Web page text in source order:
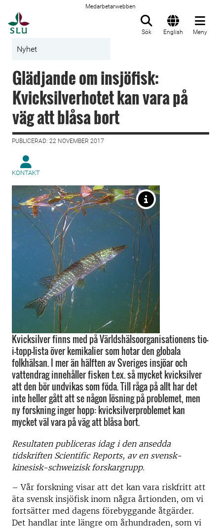
Medarbetarwebben
Sök English Meny
Nyhet
Glädjande om insjöfisk:
Kvicksilverhotet kan vara på
väg att blåsa bort
PUBLICERAD: 22 NOVEMBER 2017
KONTAKT
Kvicksilver finns med på Världshälsoorganisationens tio-
i-topp-lista över kemikalier som hotar den globala
folkhälsan. I mer än hälften av Sveriges insjöar och
vattendrag innehåller fisken t.ex. så mycket kvicksilver
att den bör undvikas som föda. Till råga på allt har det
inte heller gått att se någon lösning på problemet, men
ny forskning inger hopp: kvicksilverproblemet kan
mycket väl vara på väg att blåsa bort.
Resultaten publiceras idag i den ansedda
tidskriften Scientific Reports, av en svensk-
kinesisk-schweizisk forskargrupp.
– Vår forskning visar att det kan vara riskfritt att
äta svensk insjöfisk inom några årtionden, om vi
fortsätter med dagens förebyggande åtgärder.
Det handlar inte längre om århundraden, som vi